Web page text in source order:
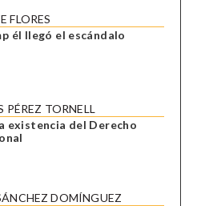
FLORES
él llegó el escándalo
PÉREZ TORNELL
existencia del Derecho
DOMÍNGUEZ